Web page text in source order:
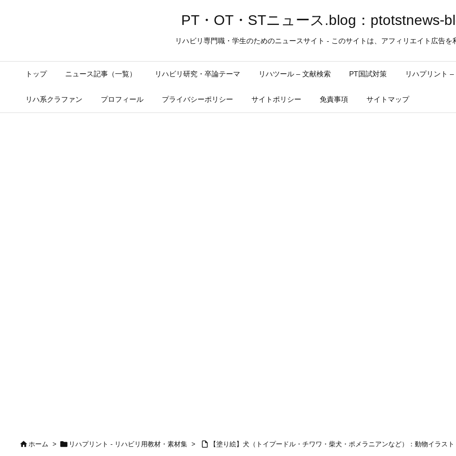
PT・OT・STニュース.blog：ptotstnews-
リハビリ専門職・学生のためのニュースサイト - このサイトは、アフィリエイト広告を
トップ ニュース記事（一覧） リハビリ研究・卒論テーマ リハツール – 文献検索 PT国試対策 リハプリント
リハ系クラファン プロフィール プライバシーポリシー サイトポリシー 免責事項 サイトマップ
ホーム >  リハプリント - リハビリ用教材・素材集 >  【塗り絵】犬（トイプードル・チワワ・柴犬・ポメラニアンなど）：動物イラス